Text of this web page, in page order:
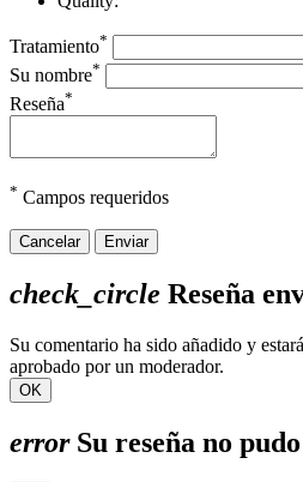
Tratamiento*
Su nombre*
Reseña*
* Campos requeridos
Cancelar Enviar
check_circle Reseña
Su comentario ha sido añadido y
aprobado por un moderador.
OK
errorSu reseña no